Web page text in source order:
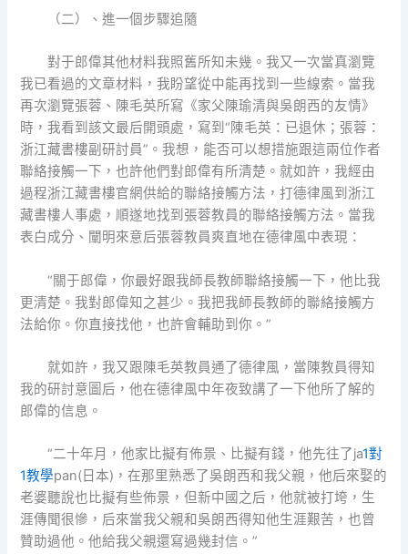
（二）、進一個步驟追隨
對于郎偉其他材料我照舊所知未幾。我又一次當真瀏覽
我已看過的文章材料，我盼望從中能再找到一些線索。當我
再次瀏覽張蓉、陳毛英所寫《家父陳瑜清與吳朗西的友情》
時，我看到該文最后開頭處，寫到“陳毛英：已退休；張蓉：
浙江藏書樓副研討員”。我想，能否可以想措施跟這兩位作者
聯絡接觸一下，也許他們對郎偉有所清楚。就如許，我經由
過程浙江藏書樓官網供給的聯絡接觸方法，打德律風到浙江
藏書樓人事處，順遂地找到張蓉教員的聯絡接觸方法。當我
表白成分、闡明來意后張蓉教員爽直地在德律風中表現：
“關于郎偉，你最好跟我師長教師聯絡接觸一下，他比我
更清楚。我對郎偉知之甚少。我把我師長教師的聯絡接觸方
法給你。你直接找他，也許會輔助到你。”
就如許，我又跟陳毛英教員通了德律風，當陳教員得知
我的研討意圖后，他在德律風中年夜致講了一下他所了解的
郎偉的信息。
“二十年月，他家比擬有佈景、比擬有錢，他先往了ja1對
1教學pan(日本)，在那里熟悉了吳朗西和我父親，他后來娶的
老婆聽說也比擬有些佈景，但新中國之后，他就被打垮，生
涯傳聞很慘，后來當我父親和吳朗西得知他生涯艱苦，也曾
贊助過他。他給我父親還寫過幾封信。”